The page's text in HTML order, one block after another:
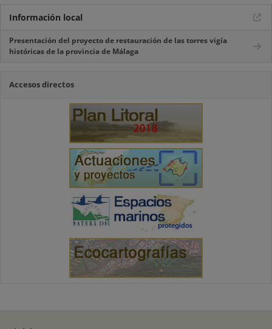
Información local
Presentación del proyecto de restauración de las torres vigía
históricas de la provincia de Málaga
Accesos directos